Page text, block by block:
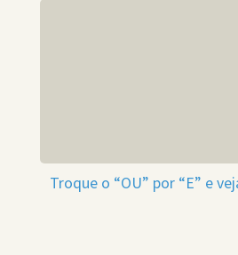
Troque o “OU” por “E” e